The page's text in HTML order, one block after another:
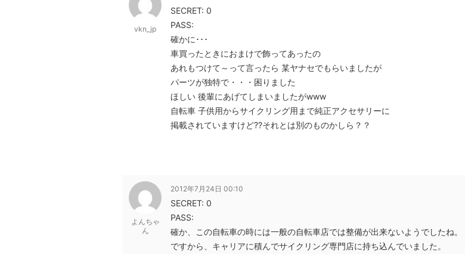
vkn_jp
SECRET: 0
PASS:
確かに･･･
車買ったときにおまけで飾ってあったの
あれもつけて～って言ったら 某ヤナセでもらいましたが
パーツが独特で・・・困りました
ほしい 後輩にあげてしまいましたがwww
自転車 子供用からサイクリング用まで純正アクセサリーに
掲載されていますけど??それとは別のものかしら？？
よんちゃ
ん
2012年7月24日 00:10
SECRET: 0
PASS:
確か、この自転車の時には一般の自転車店では整備が出来ないようでしたね。
ですから、キャリアに積んでサイクリング専門店に持ち込んでいました。